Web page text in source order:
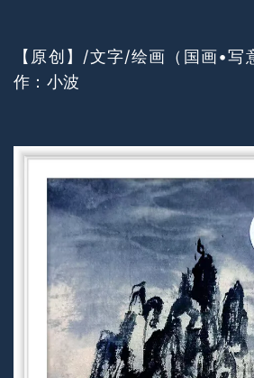
【原创】/文字/绘画（国画•
作：小波